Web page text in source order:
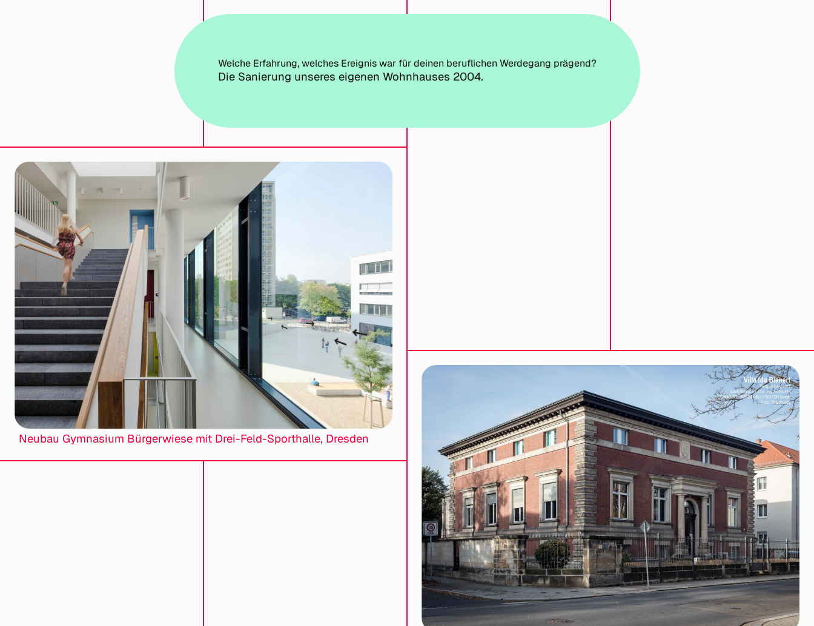
Welche Erfahrung, welches Ereignis war für deinen beruflichen Werdegang prägend?
Die Sanierung unseres eigenen Wohnhauses 2004.
Neubau Gymnasium Bürgerwiese mit Drei-Feld-Sporthalle, Dresden